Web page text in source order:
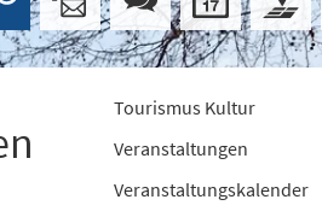
Tourismus Kultur
Veranstaltungen
Veranstaltungskalender